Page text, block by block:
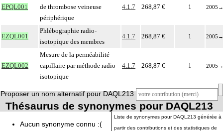
EPQL001
de thrombose veineuse
périphérique
4.1.7 268,87 € 1 2005 →
EZQL001
Phlébographie radio-
isotopique des membres
4.1.7 268,87 € 1 2005 →
EZQL002
Mesure de la perméabilité
capillaire par méthode radio-
isotopique
4.1.7 268,87 € 1 2005 →
Proposer un nom alternatif pour DAQL213
Thésaurus de synonymes pour DAQL213
Aucun synonyme connu :(
Liste de synonymes pour DAQL213 générée à
partir des contributions et des statistiques de